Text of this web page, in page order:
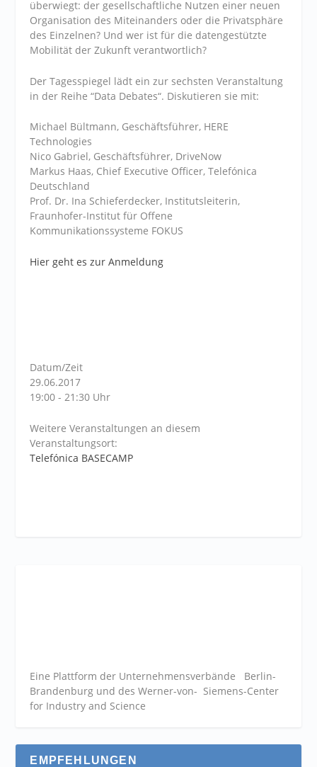
überwiegt: der gesellschaftliche Nutzen einer neuen
Organisation des Miteinanders oder die Privatsphäre
des Einzelnen? Und wer ist für die datengestützte
Mobilität der Zukunft verantwortlich?
Der Tagesspiegel lädt ein zur sechsten Veranstaltung
in der Reihe “Data Debates“. Diskutieren sie mit:
Michael Bültmann, Geschäftsführer, HERE
Technologies
Nico Gabriel, Geschäftsführer, DriveNow
Markus Haas, Chief Executive Officer, Telefónica
Deutschland
Prof. Dr. Ina Schieferdecker, Institutsleiterin,
Fraunhofer-Institut für Offene
Kommunikationssysteme FOKUS
Hier geht es zur Anmeldung
Datum/Zeit
29.06.2017
19:00 - 21:30 Uhr
Weitere Veranstaltungen an diesem
Veranstaltungsort:
Telefónica BASECAMP
Eine Plattform der Unternehmensverbände Berlin-
Brandenburg und des Werner-von- Siemens-Center
for Industry and Science
EMPFEHLUNGEN